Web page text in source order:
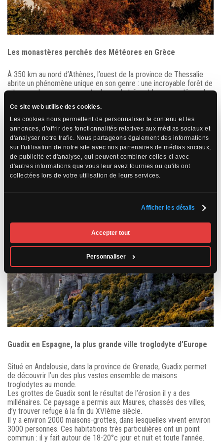
Ce site web utilise des cookies.
Les cookies nous permettent de personnaliser le contenu et les
annonces, d'offrir des fonctionnalités relatives aux médias sociaux et
d'analyser notre trafic. Nous partageons également des informations
sur l'utilisation de notre site avec nos partenaires de médias sociaux,
de publicité et d'analyse, qui peuvent combiner celles-ci avec
d'autres informations que vous leur avez fournies ou qu'ils ont
collectées lors de votre utilisation de leurs services.
Afficher les détails
Accepter tout
Personnaliser
Les monastères perchés des Météores en Grèce
À 350 km au nord d’Athènes, l’ouest de la province de Thessalie
abrite un phénomène unique en son genre : une incroyable forêt de
pitons rocheux aux sommets desquels trônent les monastères des
comprend mieux ce nom en voyant ces incroyables. Les moines
s’installèrent au XIe siècle dans les grottes perçant la montagne,
puis les premiers monastères apparurent au XIVe siècle. On ne
pouvait alors y accéder qu’au moyen d’échelles ou de palans, la
solution choisie par les religieux orthodoxes pour échapper aux
invasions musulmanes. Des 24 monastères, seuls 9 existent
encore.
Guadix en Espagne, la plus grande ville troglodyte d’Europe
Situé en Andalousie, dans la province de Grenade, Guadix permet
de découvrir l’un des plus vastes ensemble de maisons
troglodytes au monde.
Les grottes de Guadix sont le résultat de l’érosion il y a des
millénaires. Ce paysage a permis aux Maures, chassés des villes,
d’y trouver refuge à la fin du XVIème siècle.
Il y a environ 2000 maisons-grottes, dans lesquelles vivent environ
3000 personnes. Ces habitations très particulières ont un point
commun : il y fait autour de 18-20°c jour et nuit et toute l’année.